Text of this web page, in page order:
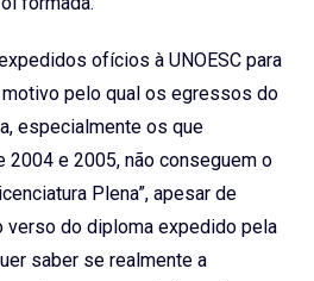
ofícios à UNOESC para
pelo qual os egressos do
especialmente os que
2004 e 2005, não conseguem o
Plena”, apesar de
verso do diploma expedido pela
saber se realmente a